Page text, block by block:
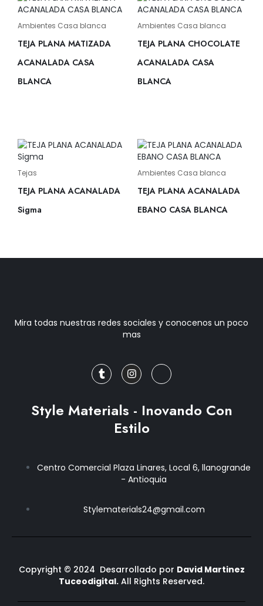
Ambientes Casa blanca
TEJA PLANA MATIZADA
ACANALADA CASA
BLANCA
Ambientes Casa blanca
TEJA PLANA CHOCOLATE
ACANALADA CASA
BLANCA
Tejas
TEJA PLANA ACANALADA
Sigma
Ambientes Casa blanca
TEJA PLANA ACANALADA
EBANO CASA BLANCA
Mira todas nuestras redes sociales y conocenos un poco
mas
m
b
s
t
r
a
m
-
c
e
-
f
Style Materials - Inovando Con
Estilo
Centro Comercial Plaza Linares, Local 6, llanogrande
- Antioquia
Stylematerials24@gmail.com
Copyright © 2024 Desarrollado por David Martinez
Tuceodigital. All Rights Reserved.